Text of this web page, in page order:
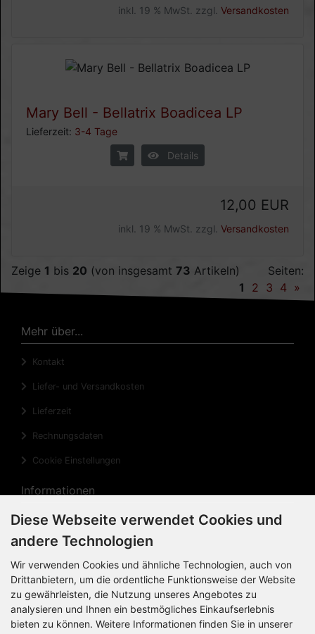
inkl. 19 % MwSt. zzgl. Versandkosten
Mary Bell - Bellatrix Boadicea LP
Lieferzeit: 3-4 Tage
Details
12,00 EUR
inkl. 19 % MwSt. zzgl. Versandkosten
Zeige 1 bis 20 (von insgesamt 73 Artikeln)
Seiten:
1
2 3 4 »
Mehr über...
Kontakt
Liefer- und Versandkosten
Lieferzeit
Rechnungsdaten
Cookie Einstellungen
Informationen
Privatsphäre und Datenschutz
Widerrufsrecht
Widerrufsformular
Impressum
Sitemap
Diese Webseite verwendet Cookies und
andere Technologien
Wir verwenden Cookies und ähnliche Technologien, auch von
Drittanbietern, um die ordentliche Funktionsweise der Website
zu gewährleisten, die Nutzung unseres Angebotes zu
analysieren und Ihnen ein bestmögliches Einkaufserlebnis
bieten zu können. Weitere Informationen finden Sie in unserer